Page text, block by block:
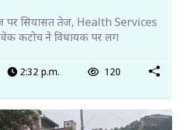
पर सियासत तेज, Health Services
कटोच ने विधायक पर लग
2:32 p.m. 120